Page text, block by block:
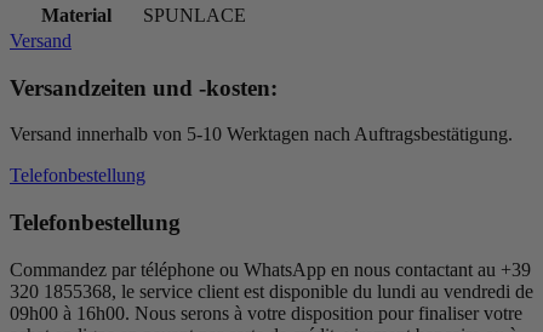
Material
SPUNLACE
Versand
Versandzeiten und -kosten:
Versand innerhalb von 5-10 Werktagen nach Auftragsbestätigung.
Telefonbestellung
Telefonbestellung
Commandez par téléphone ou WhatsApp en nous contactant au +39
320 1855368, le service client est disponible du lundi au vendredi de
09h00 à 16h00. Nous serons à votre disposition pour finaliser votre